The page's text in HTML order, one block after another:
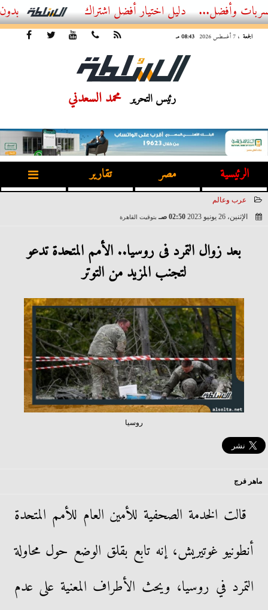
أفضل اشتراك IPTV بدون تقطيع 2026 – دليل المشاهد العصري
الجمعة ، 7 أغسطس 2026 08:43 مـ
رئيس التحرير محمد السعدني
الرئيسية مصر تقارير
عرب وعالم
الإثنين، 26 يونيو 2023
02:50 صـ بتوقيت القاهرة
بعد زوال التمرد فى روسيا.. الأمم المتحدة تدعو
لتجنب المزيد من التوتر
روسيا
ماهر فرج
قالت الخدمة الصحفية للأمين العام للأمم المتحدة
أنطونيو غوتيريش، إنه تابع بقلق الوضع حول محاولة
التمرد في روسيا، ويحث الأطراف المعنية على عدم